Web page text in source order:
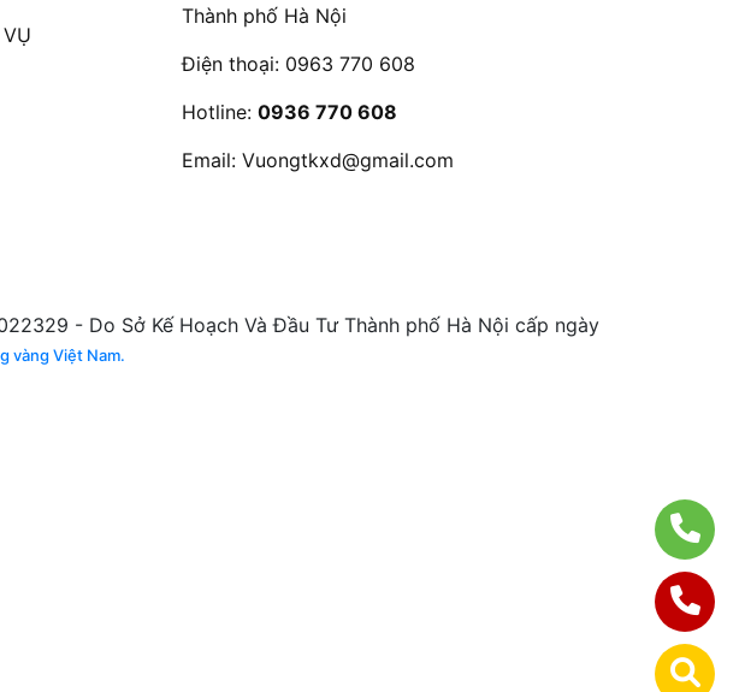
Thành phố Hà Nội
Điện thoại: 0963 770 608
Hotline: 0936 770 608
Email: Vuongtkxd@gmail.com
- Do Sở Kế Hoạch Và Đầu Tư Thành phố Hà Nội cấp ngày
vàng Việt Nam.